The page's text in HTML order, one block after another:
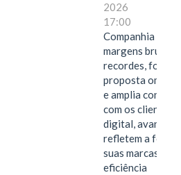
2026
17:00
Companhia
margens brutas
recordes,
proposta
e amplia
com os clientes
digital, avanços
refletem a força
suas marcas, a
eficiência